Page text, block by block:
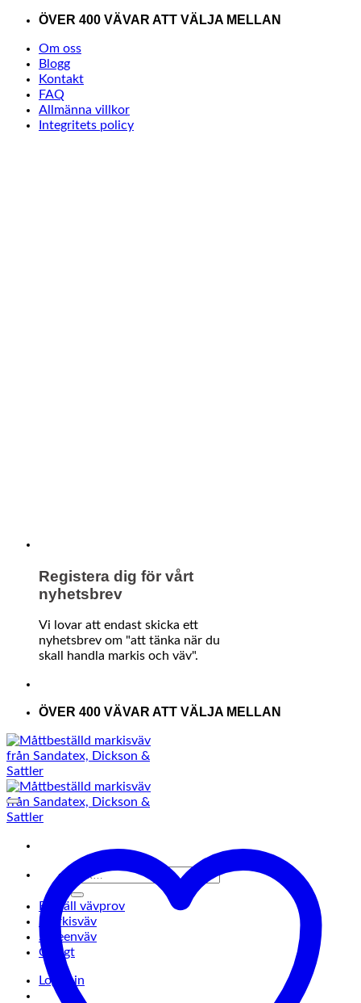
Skip
content
ÖVER 400 VÄVAR ATT VÄLJA MELLAN
Om oss
Blogg
Kontakt
FAQ
Allmänna villkor
Integritets policy
Registera dig för vårt
nyhetsbrev
Vi lovar att endast skicka ett
nyhetsbrev om "att tänka när du
skall handla markis och väv".
ÖVER 400 VÄVAR ATT VÄLJA MELLAN
efter:
Beställ vävprov
Markisväv
Screenväv
Övrigt
Logga in